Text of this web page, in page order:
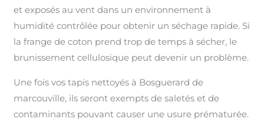
et exposés au vent dans un environnement à
humidité contrôlée pour obtenir un séchage rapide. Si
la frange de coton prend trop de temps à sécher, le
brunissement cellulosique peut devenir un problème.
Une fois vos tapis nettoyés à Bosguerard de
marcouville, ils seront exempts de saletés et de
contaminants pouvant causer une usure prématurée.